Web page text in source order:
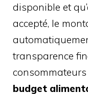
disponible et
accepté, le
transparence
budget